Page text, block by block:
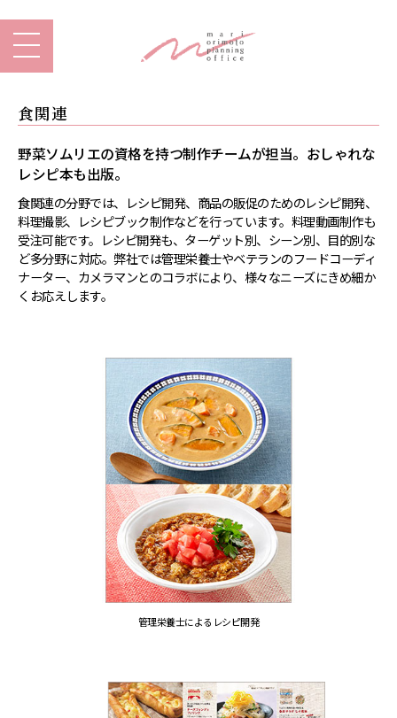
食関連
野菜ソムリエの資格を持つ制作チームが担当。おしゃれな
レシピ本も出版。
食関連の分野では、レシピ開発、商品の販促のためのレシピ開発、
料理撮影、レシピブック制作などを行っています。料理動画制作も
受注可能です。レシピ開発も、ターゲット別、シーン別、目的別な
ど多分野に対応。弊社では管理栄養士やベテランのフードコーディ
ナーター、カメラマンとのコラボにより、様々なニーズにきめ細か
くお応えします。
管理栄養士によるレシピ開発